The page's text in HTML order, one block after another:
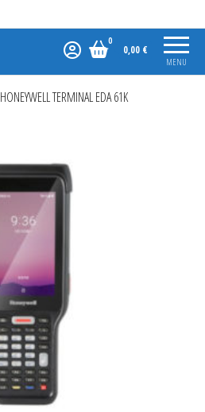
MENU
0
0,00 €
HONEYWELL TERMINAL EDA 61K